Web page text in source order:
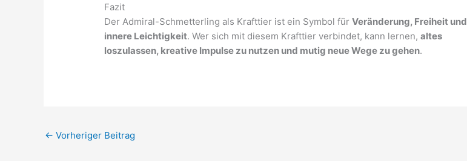
Fazit
Der Admiral-Schmetterling als Krafttier ist ein Symbol fürVeränderung, Freiheit und
innere Leichtigkeit. Wer sich mit diesem Krafttier verbindet, kann lernen,altes
loszulassen, kreative Impulse zu nutzen und mutig neue Wege zu gehen.
← Vorheriger Beitrag